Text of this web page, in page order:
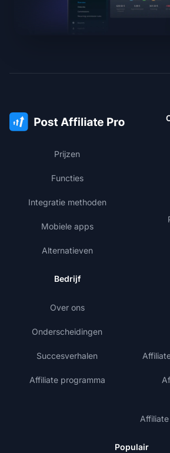
Prijzen
Functies
Integratie methoden
Mobiele apps
Alternatieven
Bedrijf
Over ons
Onderscheidingen
Succesverhalen
Affiliate programma
Populair